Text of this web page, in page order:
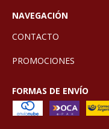
NAVEGACIÓN
CONTACTO
PROMOCIONES
FORMAS DE ENVÍO